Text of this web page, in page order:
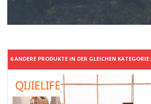
6 ANDERE PRODUKTE IN DER GLEICHEN KATEGORIE: